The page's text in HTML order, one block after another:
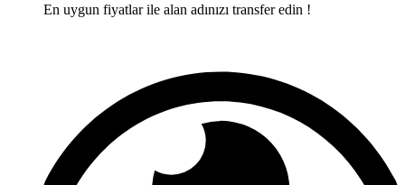
En uygun fiyatlar ile alan adınızı transfer edin !